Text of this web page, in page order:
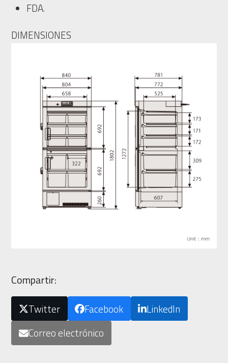
FDA.
DIMENSIONES
Compartir:
Twitter Facebook
LinkedIn
Correo electrónico